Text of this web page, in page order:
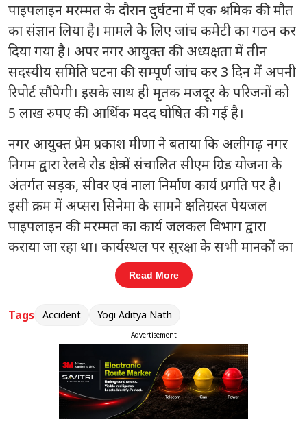
पाइपलाइन मरम्मत के दौरान दुर्घटना में एक श्रमिक की मौत
का संज्ञान लिया है। मामले के लिए जांच कमेटी का गठन कर
दिया गया है। अपर नगर आयुक्त की अध्यक्षता में तीन
सदस्यीय समिति घटना की सम्पूर्ण जांच कर 3 दिन में अपनी
रिपोर्ट सौंपेगी। इसके साथ ही मृतक मजदूर के परिजनों को
5 लाख रुपए की आर्थिक मदद घोषित की गई है।
नगर आयुक्त प्रेम प्रकाश मीणा ने बताया कि अलीगढ़ नगर
निगम द्वारा रेलवे रोड क्षेत्र में संचालित सीएम ग्रिड योजना के
अंतर्गत सड़क, सीवर एवं नाला निर्माण कार्य प्रगति पर है।
इसी क्रम में अप्सरा सिनेमा के सामने क्षतिग्रस्त पेयजल
पाइपलाइन की मरम्मत का कार्य जलकल विभाग द्वारा
कराया जा रहा था। कार्यस्थल पर सुरक्षा के सभी मानकों का
पालन करते हुए बैरिकेडिंग, चेतावनी संकेत और सुरक्षा
उपकरण भी लगाए गए थे। बावजूद इसके पाइपलाइन जोड़ने
के दौरान अचानक सड़क का एक हिस्सा ढह गया, जिससे
एक श्रमिक गंभीर रूप से घायल हो गया। उसे तुरंत
अस्पताल पहुंचाया गया, जहां इलाज के दौरान उसकी मौत
संबंधित खबरें
Read More
Tags Accident Yogi Aditya Nath
Advertisement